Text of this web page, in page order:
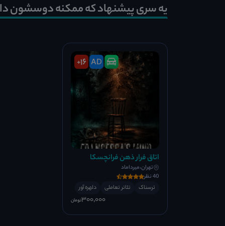
یه سری پیشنهاد که ممکنه دوسشون
AD
16
+
اتاق فرار ذهن فرانچسکا
تهران،میرداماد
40 نظر
ترسناک
تئاتر تعاملی دلهره آور
300٬000تومان